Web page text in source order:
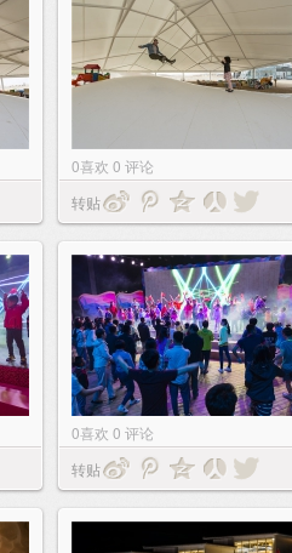
0喜欢 0 评论
转贴
0喜欢 0 评论
转贴